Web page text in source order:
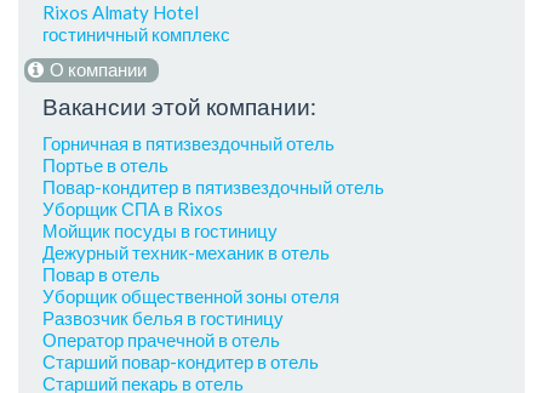
Rixos Almaty Hotel
гостиничный комплекс
О компании
Вакансии этой компании:
Горничная в пятизвездочный отель
Портье в отель
Повар-кондитер в пятизвездочный отель
Уборщик СПА в Rixos
Мойщик посуды в гостиницу
Дежурный техник-механик в отель
Повар в отель
Уборщик общественной зоны отеля
Развозчик белья в гостиницу
Оператор прачечной в отель
Старший повар-кондитер в отель
Старший пекарь в отель